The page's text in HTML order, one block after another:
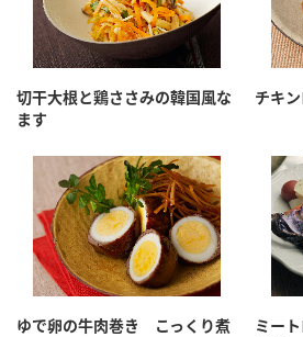
ロングセラー商品 ＋ おすすめレシピ
人気商品 ＋ おすすめレシピ
業務用サイト ミツカングループについて
切干大根と鶏ささみの韓国風な
ます
チキ
ゆで卵の牛肉巻き こっくり煮
ミー